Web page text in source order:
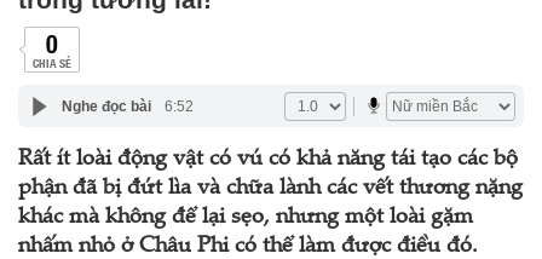
0
CHIA SẺ
Nghe đọc bài 6:52
Rất ít loài động vật có vú có khả năng tái tạo các bộ
phận đã bị đứt lìa và chữa lành các vết thương nặng
khác mà không để lại sẹo, nhưng một loài gặm
nhấm nhỏ ở Châu Phi có thể làm được điều đó.